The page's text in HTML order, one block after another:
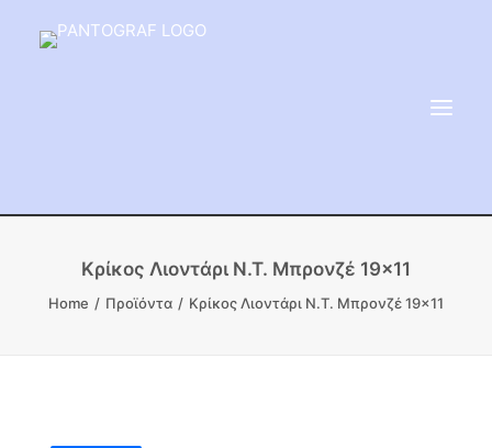
ΕΙΔΗ ΜΝΗΜΕΙΟΥ
ΑΔΑΜΑΝΤΟΦΟΡΟΙ ΔΙΣΚΟΙ
Κρίκος Λιοντάρι Ν.Τ. Μπρονζέ 19×11
Home Προϊόντα Κρίκος Λιοντάρι Ν.Τ. Μπρονζέ 19×11